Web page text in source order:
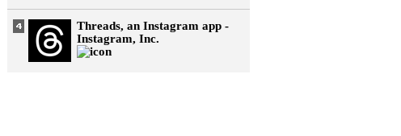
Threads, an Instagram app -
Instagram, Inc.